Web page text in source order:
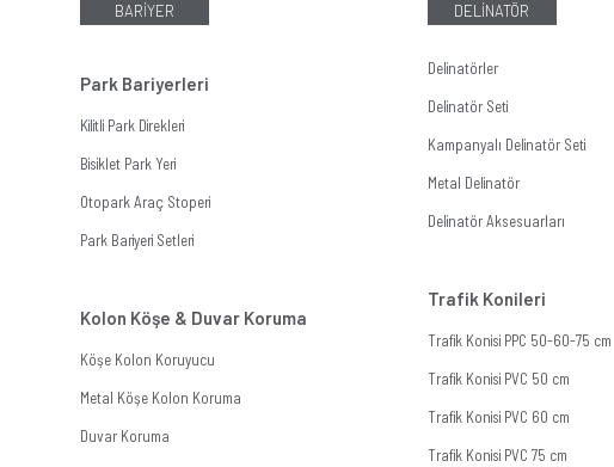
BARİYER
Park Bariyerleri
Kilitli Park Direkleri
Bisiklet Park Yeri
Otopark Araç Stoperi
Park Bariyeri Setleri
Kolon Köşe & Duvar Koruma
Köşe Kolon Koruyucu
Metal Köşe Kolon Koruma
Duvar Koruma
DELİNATÖR
Delinatörler
Delinatör Seti
Kampanyalı Delinatör Seti
Metal Delinatör
Delinatör Aksesuarları
Trafik Konileri
Trafik Konisi PPC 50-60-75 cm
Trafik Konisi PVC 50 cm
Trafik Konisi PVC 60 cm
Trafik Konisi PVC 75 cm